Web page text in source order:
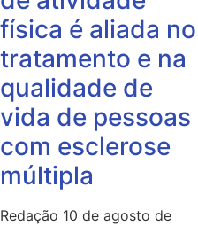
física é aliada no
tratamento e na
qualidade de
vida de pessoas
com esclerose
múltipla
Redação 10 de agosto de